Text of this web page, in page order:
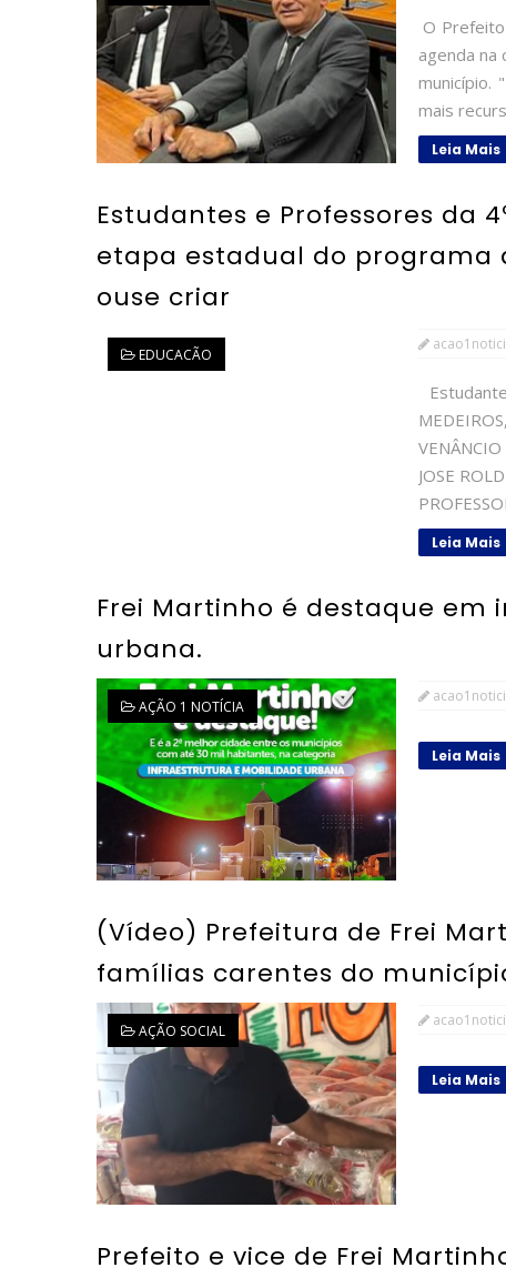
O
agenda
município.
mais
Leia Mais
Estudantes e Professores da
etapa estadual do programa
ouse criar
EDUCACÃO
JOSE
Leia Mais
Frei Martinho é destaque
urbana.
AÇÃO 1 NOTÍCIA
Leia Mais
(Vídeo) Prefeitura de Frei
famílias carentes do
AÇÃO SOCIAL
Leia Mais
Prefeito e vice de Frei